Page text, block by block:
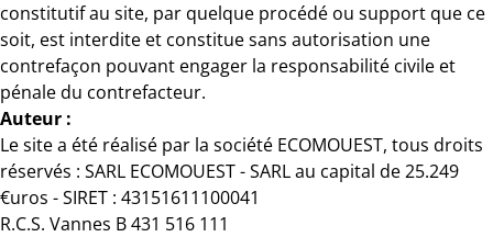
constitutif au site, par quelque procédé ou support que ce
soit, est interdite et constitue sans autorisation une
contrefaçon pouvant engager la responsabilité civile et
pénale du contrefacteur.
Auteur :
Le site a été réalisé par la société ECOMOUEST, tous droits
réservés : SARL ECOMOUEST - SARL au capital de 25.249
€uros - SIRET : 43151611100041
R.C.S. Vannes B 431 516 111